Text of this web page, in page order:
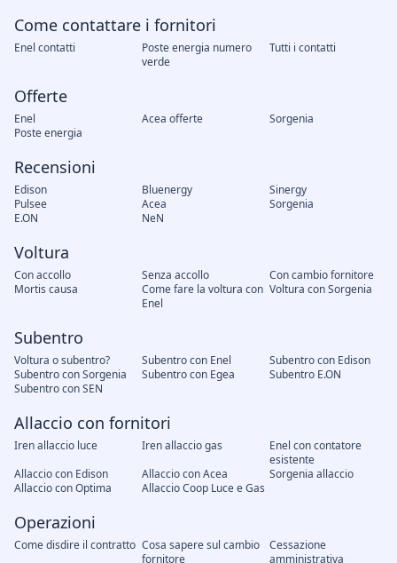
Come contattare i fornitori
Enel contatti
Poste energia numero
verde
Tutti i contatti
Offerte
Enel Acea offerte
Sorgenia
Poste energia
Recensioni
Edison Bluenergy
Sinergy
Pulsee
Acea
Sorgenia
E.ON
NeN
Voltura
Con accollo Senza accollo
Con cambio fornitore
Mortis causa
Come fare la voltura con
Enel
Voltura con Sorgenia
Subentro
Voltura o subentro? Subentro con Enel
Subentro con Edison
Subentro con Sorgenia
Subentro con Egea
Subentro E.ON
Subentro con SEN
Allaccio con fornitori
Iren allaccio luce Iren allaccio gas
Enel con contatore
esistente
Allaccio con Edison
Allaccio con Acea
Sorgenia allaccio
Allaccio con Optima
Allaccio Coop Luce e Gas
Operazioni
Come disdire il contratto Cosa sapere sul cambio
fornitore
Cessazione
amministrativa